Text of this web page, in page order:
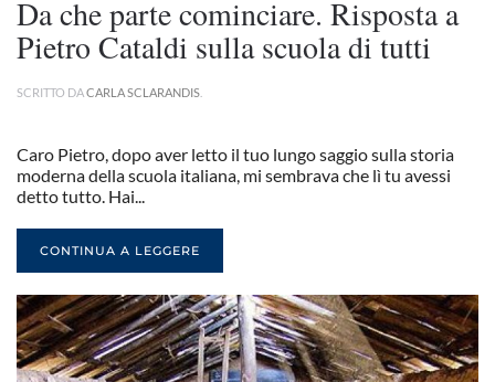
Da che parte cominciare. Risposta a
Pietro Cataldi sulla scuola di tutti
SCRITTO DACARLA SCLARANDIS
Caro Pietro, dopo aver letto il tuo lungo saggio sulla storia
moderna della scuola italiana, mi sembrava che lì tu avessi
detto tutto. Hai...
CONTINUA A LEGGERE